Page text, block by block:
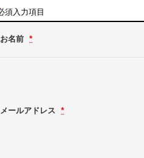
須入力項目
お名前 *
メールアドレス *